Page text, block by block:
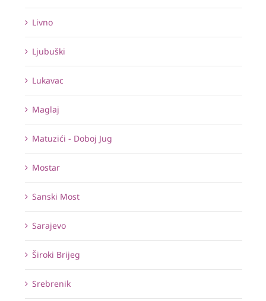
Livno
Ljubuški
Lukavac
Maglaj
Matuzići - Doboj Jug
Mostar
Sanski Most
Sarajevo
Široki Brijeg
Srebrenik